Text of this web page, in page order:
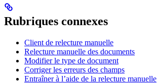
Rubriques connexes
Client de relecture manuelle
Relecture manuelle des documents
Modifier le type de document
Corriger les erreurs des champs
Entraîner à l’aide de la relecture manuelle